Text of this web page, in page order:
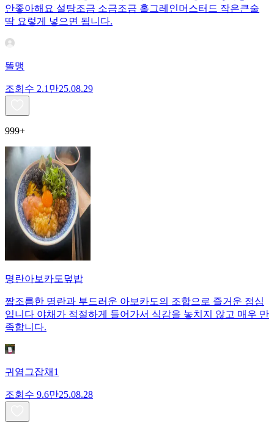
안좋아해요 설탕조금 소금조금 홀그레인머스터드 작은큰술
딱 요렇게 넣으면 됩니다.
똘맹
조회수 2.1만25.08.29
999+
명란아보카도덮밥
짭조름한 명란과 부드러운 아보카도의 조합으로 즐거운 점심
입니다 야채가 적절하게 들어가서 식감을 놓치지 않고 매우 만
족합니다.
귀염그잡채1
조회수 9.6만25.08.28